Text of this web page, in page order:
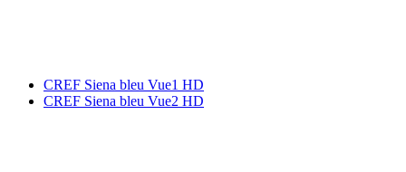
CREF Siena bleu Vue1 HD
CREF Siena bleu Vue2 HD